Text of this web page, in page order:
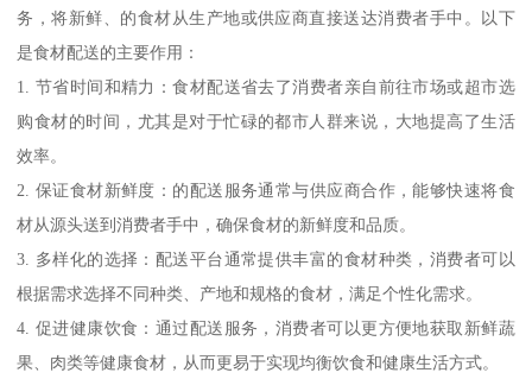
务，将新鲜、的食材从生产地或供应商直接送达消费者手中。以下
是食材配送的主要作用：
1. 节省时间和精力：食材配送省去了消费者亲自前往市场或超市选
购食材的时间，尤其是对于忙碌的都市人群来说，大地提高了生活
效率。
2. 保证食材新鲜度：的配送服务通常与供应商合作，能够快速将食
材从源头送到消费者手中，确保食材的新鲜度和品质。
3. 多样化的选择：配送平台通常提供丰富的食材种类，消费者可以
根据需求选择不同种类、产地和规格的食材，满足个性化需求。
4. 促进健康饮食：通过配送服务，消费者可以更方便地获取新鲜蔬
果、肉类等健康食材，从而更易于实现均衡饮食和健康生活方式。